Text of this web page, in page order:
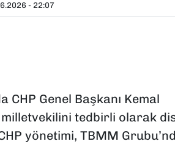
- 22:07
Genel Başkanı Kemal
milletvekilini tedbirli olarak
yönetimi, TBMM